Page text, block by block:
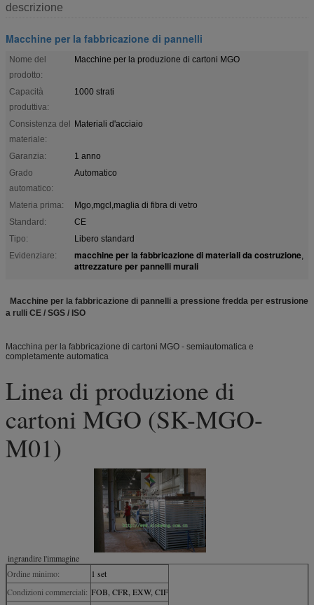
descrizione
Macchine per la fabbricazione di pannelli
Nome del
prodotto:
Macchine per la produzione di cartoni MGO
Capacità
produttiva:
1000 strati
Consistenza del
materiale:
Materiali d'acciaio
Garanzia:
1 anno
Grado
automatico:
Automatico
Materia prima:
Mgo,mgcl,maglia di fibra di vetro
Standard:
CE
Tipo:
Libero standard
Evidenziare:
macchine per la fabbricazione di materiali da costruzione,
attrezzature per pannelli murali
Macchine per la fabbricazione di pannelli a pressione fredda per estrusione
a rulli CE / SGS / ISO
Macchina per la fabbricazione di cartoni MGO - semiautomatica e
completamente automatica
Linea di produzione di
cartoni MGO (SK-MGO-
M01)
️ ingrandire l'immagine
Ordine minimo:
1 set
Condizioni commerciali: FOB, CFR, EXW, CIF